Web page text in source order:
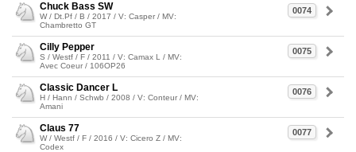
0074
Chuck Bass SW
W / Dt.Pf / B / 2017 / V: Casper / MV:
Chambretto GT
0075
Cilly Pepper
S / Westf / F / 2011 / V: Camax L / MV:
Avec Coeur / 106OP26
0076
Classic Dancer L
H / Hann / Schwb / 2008 / V: Conteur / MV:
Amani
0077
Claus 77
W / Westf / F / 2016 / V: Cicero Z / MV:
Codex